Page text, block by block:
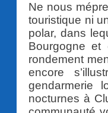
Ne nous
touristique ni
polar, dans
Bourgogne et
rondement
encore
gendarmerie
nocturnes à